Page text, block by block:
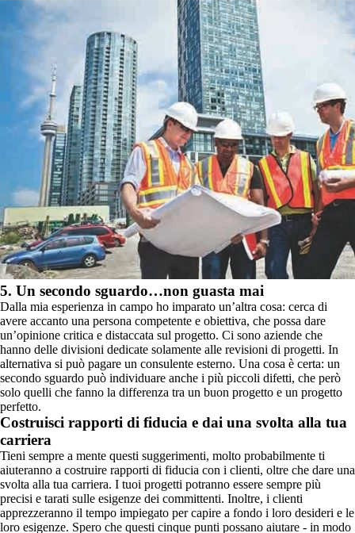
5. Un secondo sguardo…non guasta mai
Dalla mia esperienza in campo ho imparato un’altra cosa: cerca di
avere accanto una persona competente e obiettiva, che possa dare
un’opinione critica e distaccata sul progetto. Ci sono aziende che
hanno delle divisioni dedicate solamente alle revisioni di progetti. In
alternativa si può pagare un consulente esterno. Una cosa è certa: un
secondo sguardo può individuare anche i più piccoli difetti, che però
solo quelli che fanno la differenza tra un buon progetto e un progetto
perfetto.
Costruisci rapporti di fiducia e dai una svolta alla tua
carriera
Tieni sempre a mente questi suggerimenti, molto probabilmente ti
aiuteranno a costruire rapporti di fiducia con i clienti, oltre che dare una
svolta alla tua carriera. I tuoi progetti potranno essere sempre più
precisi e tarati sulle esigenze dei committenti. Inoltre, i clienti
apprezzeranno il tempo impiegato per capire a fondo i loro desideri e le
loro esigenze. Spero che questi cinque punti possano aiutare - in modo